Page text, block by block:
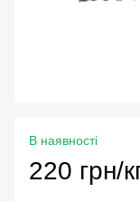
В наявності
220 грн/